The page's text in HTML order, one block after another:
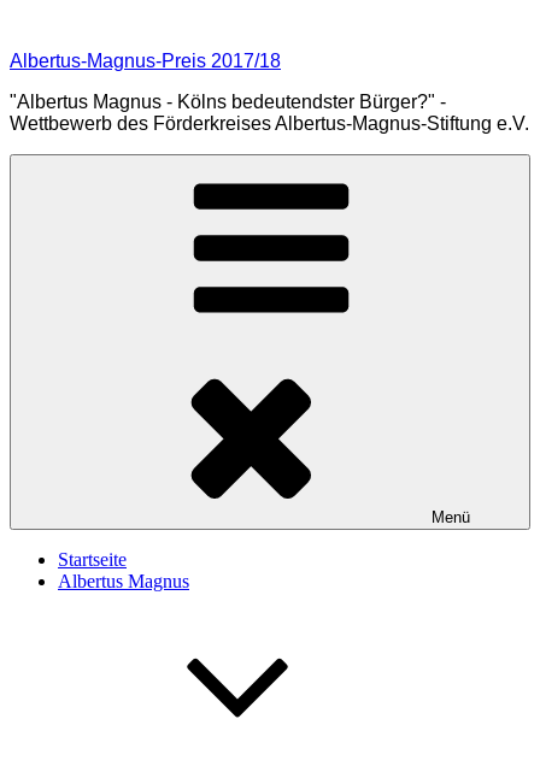
springen
Albertus-Magnus-Preis 2017/18
"Albertus Magnus - Kölns bedeutendster Bürger?" -
Wettbewerb des Förderkreises Albertus-Magnus-Stiftung e.V.
Menü
Startseite
Albertus Magnus